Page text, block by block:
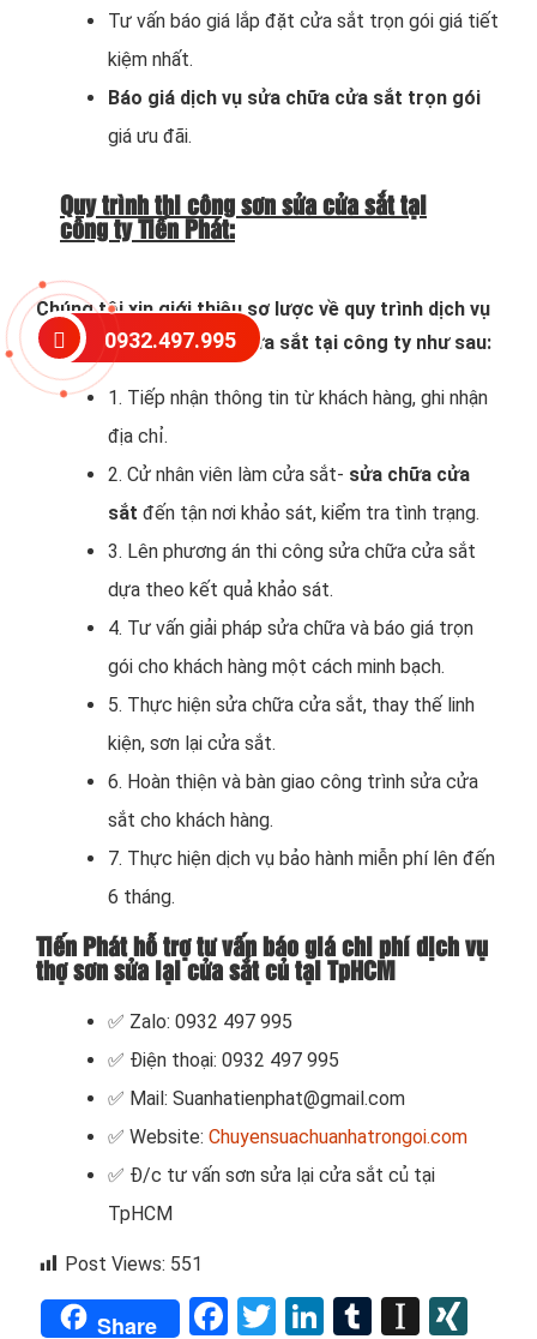
Tư vấn báo giá lắp đặt cửa sắt trọn gói giá tiết
kiệm nhất.
Báo giá dịch vụ sửa chữa cửa sắt trọn gói
giá ưu đãi.
Quy trình thi công sơn sửa cửa sắt tại
công ty Tiến Phát:
Chúng tôi xin giới thiệu sơ lược về quy trình dịch vụ
thi công sơn sửa chữa cửa sắt tại công ty như sau:
1. Tiếp nhận thông tin từ khách hàng, ghi nhận
địa chỉ.
2. Cử nhân viên làm cửa sắt- sửa chữa cửa
sắt đến tận nơi khảo sát, kiểm tra tình trạng.
3. Lên phương án thi công sửa chữa cửa sắt
dựa theo kết quả khảo sát.
4. Tư vấn giải pháp sửa chữa và báo giá trọn
gói cho khách hàng một cách minh bạch.
5. Thực hiện sửa chữa cửa sắt, thay thế linh
kiện, sơn lại cửa sắt.
6. Hoàn thiện và bàn giao công trình sửa cửa
sắt cho khách hàng.
7. Thực hiện dịch vụ bảo hành miễn phí lên đến
6 tháng.
Tiến Phát hỗ trợ tư vấn báo giá chi phí dịch vụ
thợ sơn sửa lại cửa sắt củ tại TpHCM
✅ Zalo: 0932 497 995
✅ Điện thoại: 0932 497 995
✅ Mail: Suanhatienphat@gmail.com
✅ Website: Chuyensuachuanhatrongoi.com
✅ Đ/c tư vấn sơn sửa lại cửa sắt củ tại
TpHCM
Post Views: 551
Share Facebook
TwitterLinkedIn
Tumblr
0932.497.995